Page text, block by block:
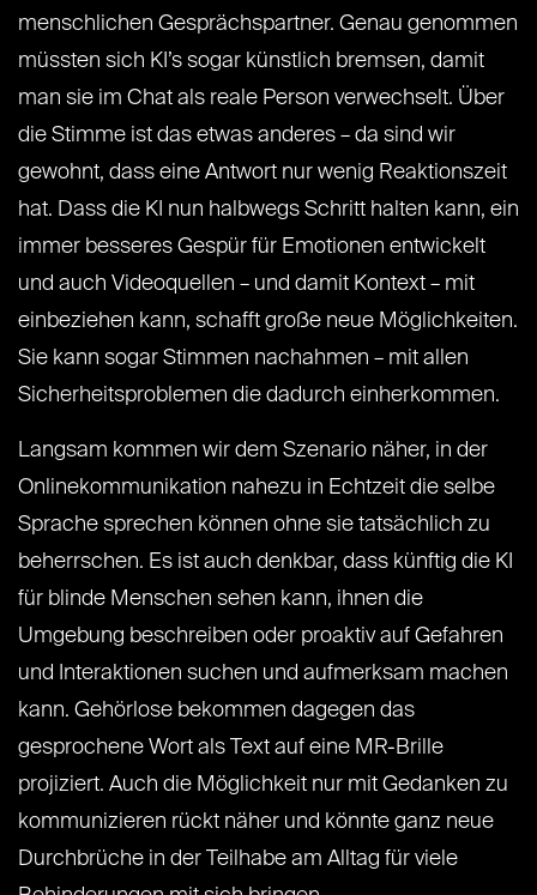
menschlichen Gesprächspartner. Genau genommen
müssten sich KI’s sogar künstlich bremsen, damit
man sie im Chat als reale Person verwechselt. Über
die Stimme ist das etwas anderes – da sind wir
gewohnt, dass eine Antwort nur wenig Reaktionszeit
hat. Dass die KI nun halbwegs Schritt halten kann, ein
immer besseres Gespür für Emotionen entwickelt
und auch Videoquellen – und damit Kontext – mit
einbeziehen kann, schafft große neue Möglichkeiten.
Sie kann sogar Stimmen nachahmen – mit allen
Sicherheitsproblemen die dadurch einherkommen.
Langsam kommen wir dem Szenario näher, in der
Onlinekommunikation nahezu in Echtzeit die selbe
Sprache sprechen können ohne sie tatsächlich zu
beherrschen. Es ist auch denkbar, dass künftig die KI
für blinde Menschen sehen kann, ihnen die
Umgebung beschreiben oder proaktiv auf Gefahren
und Interaktionen suchen und aufmerksam machen
kann. Gehörlose bekommen dagegen das
gesprochene Wort als Text auf eine MR-Brille
projiziert. Auch die Möglichkeit nur mit Gedanken zu
kommunizieren rückt näher und könnte ganz neue
Durchbrüche in der Teilhabe am Alltag für viele